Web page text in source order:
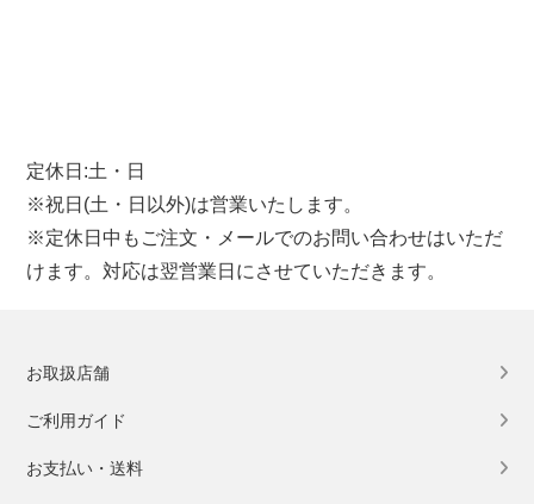
定休日:土・日
※祝日(土・日以外)は営業いたします。
※定休日中もご注文・メールでのお問い合わせはいただ
けます。対応は翌営業日にさせていただきます。
お取扱店舗
ご利用ガイド
お支払い・送料